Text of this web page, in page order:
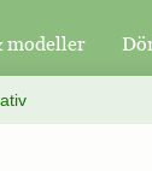
modeller